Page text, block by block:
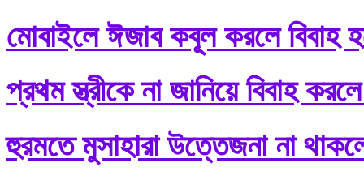
মোবাইলে ঈজাব কবূল করলে বিবাহ
প্রথম স্ত্রীকে না জানিয়ে বিবাহ
হুরমতে মুসাহারা উত্তেজনা না